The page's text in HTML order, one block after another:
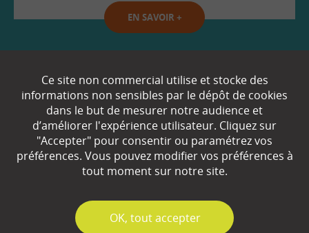
EN SAVOIR +
Partenaires
Espace Presse
Plan du site
Mentions légales
Ce site non commercial utilise et stocke des
informations non sensibles par le dépôt de cookies
dans le but de mesurer notre audience et
d’améliorer l'expérience utilisateur. Cliquez sur
"Accepter" pour consentir ou paramétrez vos
préférences. Vous pouvez modifier vos préférences à
tout moment sur notre site.
✓
OK, tout accepter